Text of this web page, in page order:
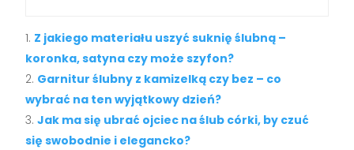
Z jakiego materiału uszyć suknię ślubną –
koronka, satyna czy może szyfon?
Garnitur ślubny z kamizelką czy bez – co
wybrać na ten wyjątkowy dzień?
Jak ma się ubrać ojciec na ślub córki, by czuć
się swobodnie i elegancko?